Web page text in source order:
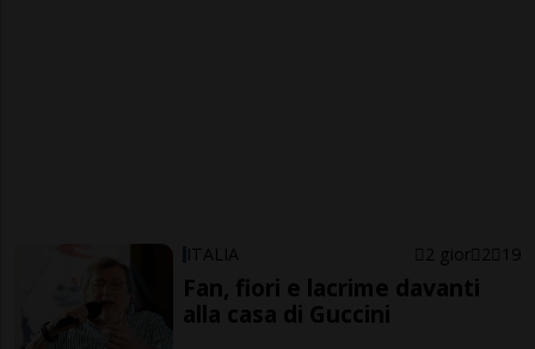
ITALIA 2 gior 2 19
Fan, fiori e lacrime davanti
alla casa di Guccini